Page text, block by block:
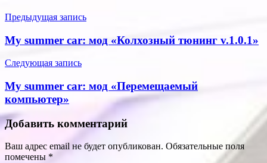
Предыдущая запись
My summer car: мод «Колхозный тюнинг v.1.0.1»
Следующая запись
My summer car: мод «Перемещаемый
компьютер»
Добавить комментарий
Ваш адрес email не будет опубликован. Обязательные поля
помечены *